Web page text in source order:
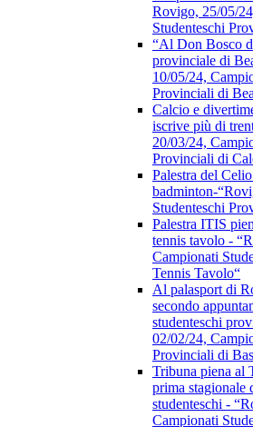
Rovigo, 25/05/
Studenteschi
“Al Don Bosco
provinciale di
10/05/24,
Provinciali di
Calcio e
iscrive più di
20/03/24,
Provinciali di
Palestra del
badminton-
Studenteschi
Palestra ITIS
tennis tavolo -
Campionati
Tennis Tavolo“
Al palasport di
secondo
studenteschi
02/02/24,
Provinciali di
Tribuna piena al
prima stagionale
studenteschi -
Campionati